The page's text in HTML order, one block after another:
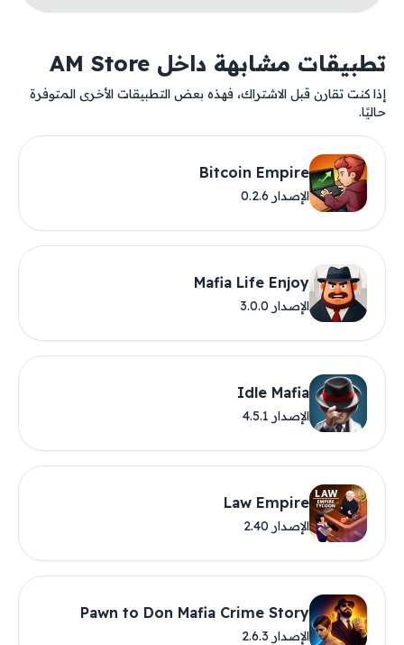
تطبيقات مشابهة داخل AM Store
إذا كنت تقارن قبل الاشتراك، فهذه بعض التطبيقات الأخرى المتوفرة
حاليًا.
Bitcoin Empire
الإصدار 0.2.6
Mafia Life Enjoy
الإصدار 3.0.0
Idle Mafia
الإصدار 4.5.1
Law Empire
الإصدار 2.40
Pawn to Don Mafia Crime Story
الإصدار 2.6.3